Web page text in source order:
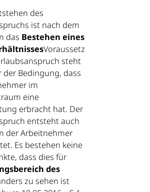
des
ist nach dem
das Bestehen eines
Voraussetz
steht
Bedingung, dass
im
eine
erbracht hat. Der
entsteht auch
der Arbeitnehmer
Es bestehen keine
dass dies für
des
zu sehen ist